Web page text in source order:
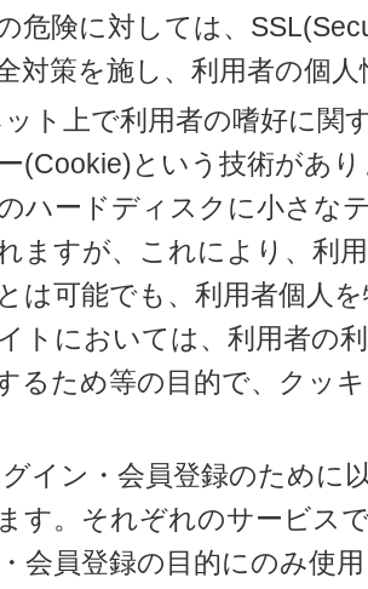
危険に対しては、
対策を施し、利用者の個
ト上で利用者の嗜好に関
(Cookie)という技術があ
ハードディスクに小さな
ますが、これにより、利
は可能でも、利用者個人
トにおいては、利用者の
るため等の目的で、クッ
イン・会員登録のために
す。それぞれのサービス
会員登録の目的にのみ使